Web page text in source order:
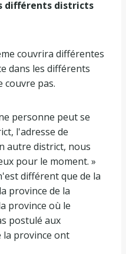
différents districts
couvrira différentes
dans les différents
couvre pas.
personne peut se
l'adresse de
autre district, nous
pour le moment. »
différent que de la
province de la
province où le
postulé aux
la province ont